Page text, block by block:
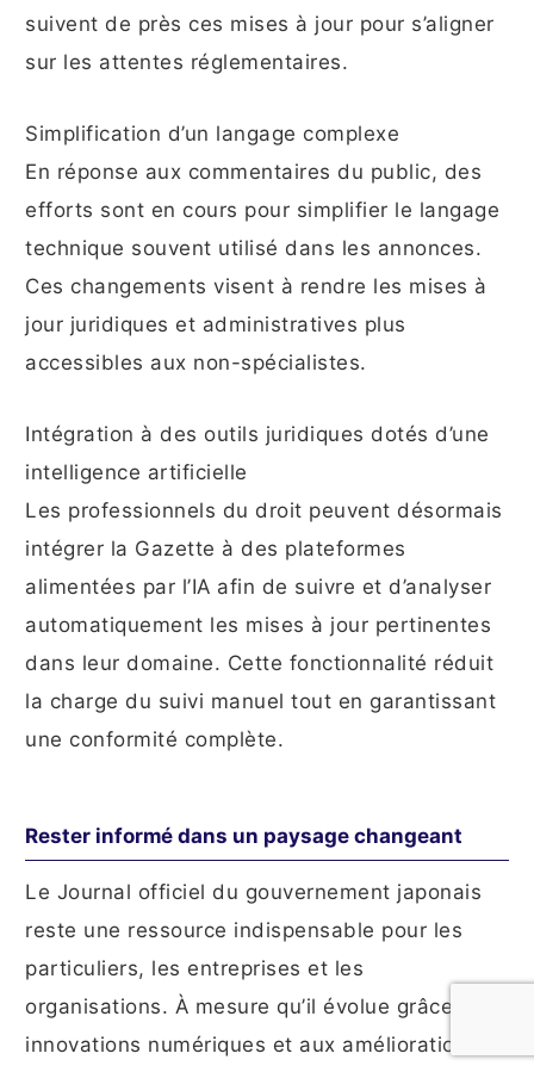
suivent de près ces mises à jour pour s’aligner
sur les attentes réglementaires.
Simplification d’un langage complexe
En réponse aux commentaires du public, des
efforts sont en cours pour simplifier le langage
technique souvent utilisé dans les annonces.
Ces changements visent à rendre les mises à
jour juridiques et administratives plus
accessibles aux non-spécialistes.
Intégration à des outils juridiques dotés d’une
intelligence artificielle
Les professionnels du droit peuvent désormais
intégrer la Gazette à des plateformes
alimentées par l’IA afin de suivre et d’analyser
automatiquement les mises à jour pertinentes
dans leur domaine. Cette fonctionnalité réduit
la charge du suivi manuel tout en garantissant
une conformité complète.
Rester informé dans un paysage changeant
Le Journal officiel du gouvernement japonais
reste une ressource indispensable pour les
particuliers, les entreprises et les
organisations. À mesure qu’il évolue grâce aux
innovations numériques et aux améliorations